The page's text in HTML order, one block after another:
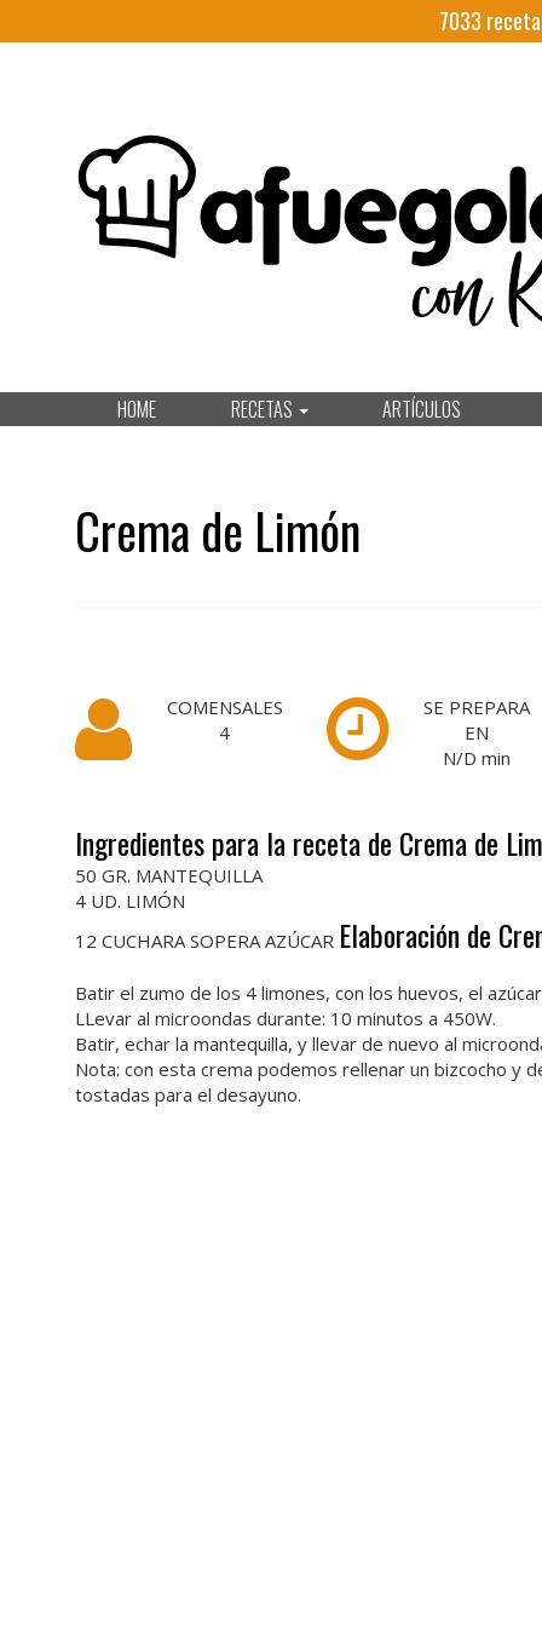
7033
HOME RECETAS ARTÍCULOS
Crema de Limón
COMENSALES
4
SE PREPARA
EN
N/D min
Ingredientes para la receta de Crema de
50 GR. MANTEQUILLA
4 UD. LIMÓN
12 CUCHARA SOPERA AZÚCAR Elaboración de
Batir el zumo de los 4 limones, con los huevos, el
LLevar al microondas durante: 10 minutos a 450W.
Batir, echar la mantequilla, y llevar de nuevo al
Nota: con esta crema podemos rellenar un bizcocho y
tostadas para el desayuno.